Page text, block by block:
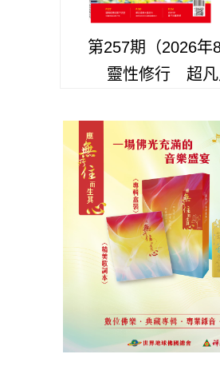
第257期（2026年8
靈性修行 超凡